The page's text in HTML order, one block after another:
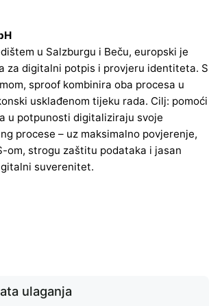
u Salzburgu i Beču, europski je
za digitalni potpis i provjeru identiteta. S
sproof kombinira oba procesa u
usklađenom tijeku rada. Cilj: pomoći
u potpunosti digitaliziraju svoje
procese – uz maksimalno povjerenje,
om, strogu zaštitu podataka i jasan
suverenitet.
ulaganja